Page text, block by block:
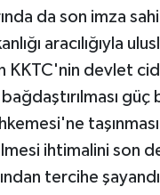
da son imza
aracılığıyla
KKTC'nin devlet
bağdaştırılması güç
ihtimalini son
tercihe